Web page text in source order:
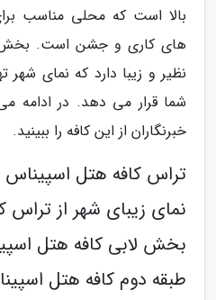
بالا است که محلی مناسب
های کاری و جشن است. بخش
نظیر و زیبا دارد که نمای شهر
شما قرار می دهد. در ادامه
خبرنگاران از این کافه را ببینید.
تراس کافه هتل اسپیناس
نمای زیبای شهر از تراس
بخش لابی کافه هتل
طبقه دوم کافه هتل